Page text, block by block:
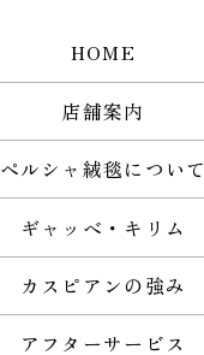
HOME
店舗案内
ペルシャ絨毯について
ギャッベ・キリム
カスピアンの強み
アフターサービス